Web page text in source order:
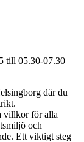
till 05.30-07.30
där du
villkor för alla
och
Ett viktigt steg